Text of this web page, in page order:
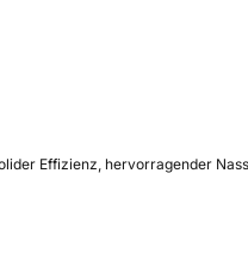
Effizienz, hervorragender